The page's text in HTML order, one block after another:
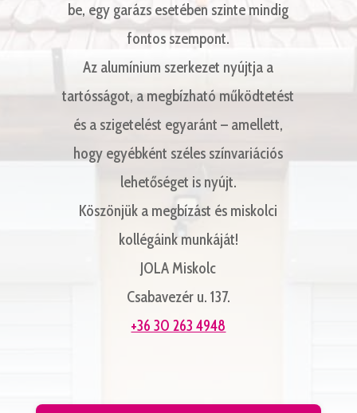
be, egy garázs esetében szinte mindig
fontos szempont.
Az alumínium szerkezet nyújtja a
tartósságot, a megbízható működtetést
és a szigetelést egyaránt – amellett,
hogy egyébként széles színvariációs
lehetőséget is nyújt.
Köszönjük a megbízást és miskolci
kollégáink munkáját!
JOLA Miskolc
Csabavezér u. 137.
+36 30 263 4948